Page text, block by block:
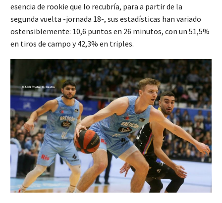
esencia de rookie que lo recubría, para a partir de la
segunda vuelta -jornada 18-, sus estadísticas han variado
ostensiblemente: 10,6 puntos en 26 minutos, con un 51,5%
en tiros de campo y 42,3% en triples.